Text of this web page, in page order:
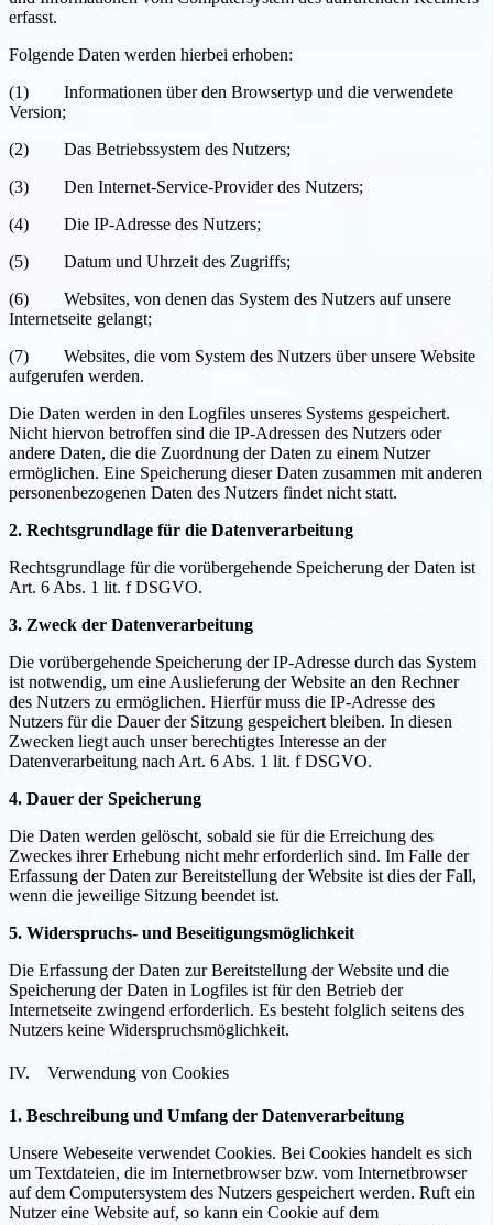
erfasst.
Folgende Daten werden hierbei erhoben:
(1) Informationen über den Browsertyp und die verwendete
Version;
(2) Das Betriebssystem des Nutzers;
(3) Den Internet-Service-Provider des Nutzers;
(4) Die IP-Adresse des Nutzers;
(5) Datum und Uhrzeit des Zugriffs;
(6) Websites, von denen das System des Nutzers auf unsere
Internetseite gelangt;
(7) Websites, die vom System des Nutzers über unsere Website
aufgerufen werden.
Die Daten werden in den Logfiles unseres Systems gespeichert.
Nicht hiervon betroffen sind die IP-Adressen des Nutzers oder
andere Daten, die die Zuordnung der Daten zu einem Nutzer
ermöglichen. Eine Speicherung dieser Daten zusammen mit anderen
personenbezogenen Daten des Nutzers findet nicht statt.
2. Rechtsgrundlage für die Datenverarbeitung
Rechtsgrundlage für die vorübergehende Speicherung der Daten ist
Art. 6 Abs. 1 lit. f DSGVO.
3. Zweck der Datenverarbeitung
Die vorübergehende Speicherung der IP-Adresse durch das System
ist notwendig, um eine Auslieferung der Website an den Rechner
des Nutzers zu ermöglichen. Hierfür muss die IP-Adresse des
Nutzers für die Dauer der Sitzung gespeichert bleiben. In diesen
Zwecken liegt auch unser berechtigtes Interesse an der
Datenverarbeitung nach Art. 6 Abs. 1 lit. f DSGVO.
4. Dauer der Speicherung
Die Daten werden gelöscht, sobald sie für die Erreichung des
Zweckes ihrer Erhebung nicht mehr erforderlich sind. Im Falle der
Erfassung der Daten zur Bereitstellung der Website ist dies der Fall,
wenn die jeweilige Sitzung beendet ist.
5. Widerspruchs- und Beseitigungsmöglichkeit
Die Erfassung der Daten zur Bereitstellung der Website und die
Speicherung der Daten in Logfiles ist für den Betrieb der
Internetseite zwingend erforderlich. Es besteht folglich seitens des
Nutzers keine Widerspruchsmöglichkeit.
IV. Verwendung von Cookies
1. Beschreibung und Umfang der Datenverarbeitung
Unsere Webeseite verwendet Cookies. Bei Cookies handelt es sich
um Textdateien, die im Internetbrowser bzw. vom Internetbrowser
auf dem Computersystem des Nutzers gespeichert werden. Ruft ein
Nutzer eine Website auf, so kann ein Cookie auf dem